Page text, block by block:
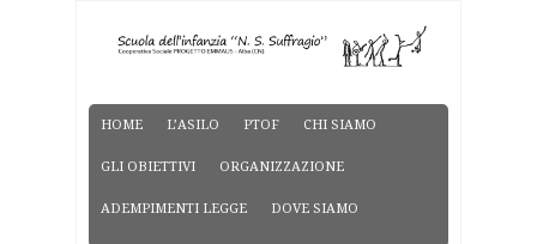
HOME L’ASILO PTOF CHI SIAMO
GLI OBIETTIVI ORGANIZZAZIONE
ADEMPIMENTI LEGGE DOVE SIAMO